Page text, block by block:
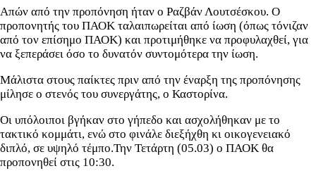
Απών από την προπόνηση ήταν ο Ραζβάν Λουτσέσκου. Ο
προπονητής του ΠΑΟΚ ταλαιπωρείται από ίωση (όπως τόνιζαν
από τον επίσημο ΠΑΟΚ) και προτιμήθηκε να προφυλαχθεί, για
να ξεπεράσει όσο το δυνατόν συντομότερα την ίωση.
Μάλιστα στους παίκτες πριν από την έναρξη της προπόνησης
μίλησε ο στενός του συνεργάτης, ο Καστορίνα.
Οι υπόλοιποι βγήκαν στο γήπεδο και ασχολήθηκαν με το
τακτικό κομμάτι, ενώ στο φινάλε διεξήχθη κι οικογενειακό
διπλό, σε υψηλό τέμπο.Την Τετάρτη (05.03) ο ΠΑΟΚ θα
προπονηθεί στις 10:30.